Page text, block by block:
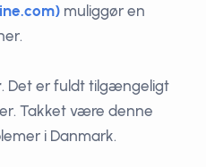
muliggør en
. Det er fuldt tilgængeligt
Takket være denne
i Danmark.